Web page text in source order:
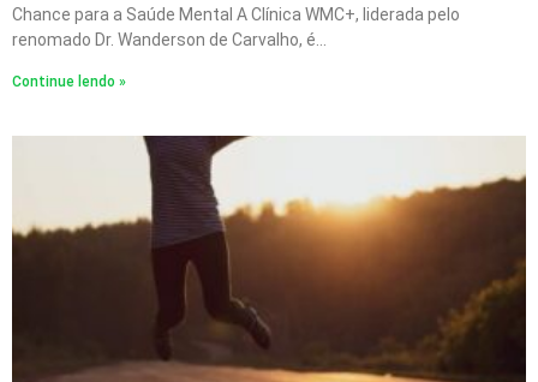
Chance para a Saúde Mental A Clínica WMC+, liderada pelo
renomado Dr. Wanderson de Carvalho, é…
Continue lendo »